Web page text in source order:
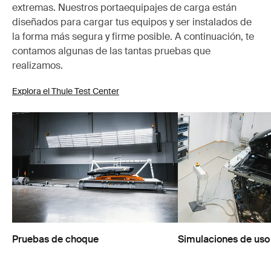
extremas. Nuestros portaequipajes de carga están
diseñados para cargar tus equipos y ser instalados de
la forma más segura y firme posible. A continuación, te
contamos algunas de las tantas pruebas que
realizamos.
Explora el Thule Test Center
Pruebas de choque
Simulaciones de